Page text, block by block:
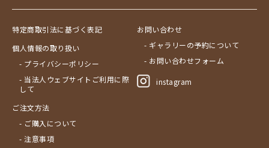
特定商取引法に基づく表記
個人情報の取り扱い
- プライバシーポリシー
- 当法人ウェブサイトご利用に際
して
ご注文方法
- ご購入について
- 注意事項
お問い合わせ
- ギャラリーの予約について
- お問い合わせフォーム
instagram